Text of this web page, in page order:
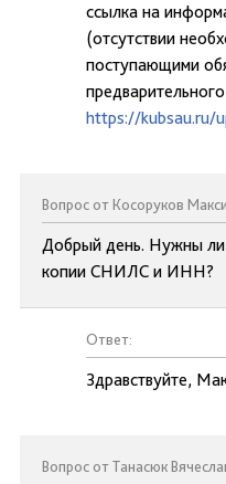
ссылка на
(отсутствии
поступающими
https://kubsau.ru/
Вопрос от Косоруков
Добрый день. Нужны ли
копии СНИЛС и ИНН?
Ответ:
Здравствуйте,
Вопрос от Танасюк